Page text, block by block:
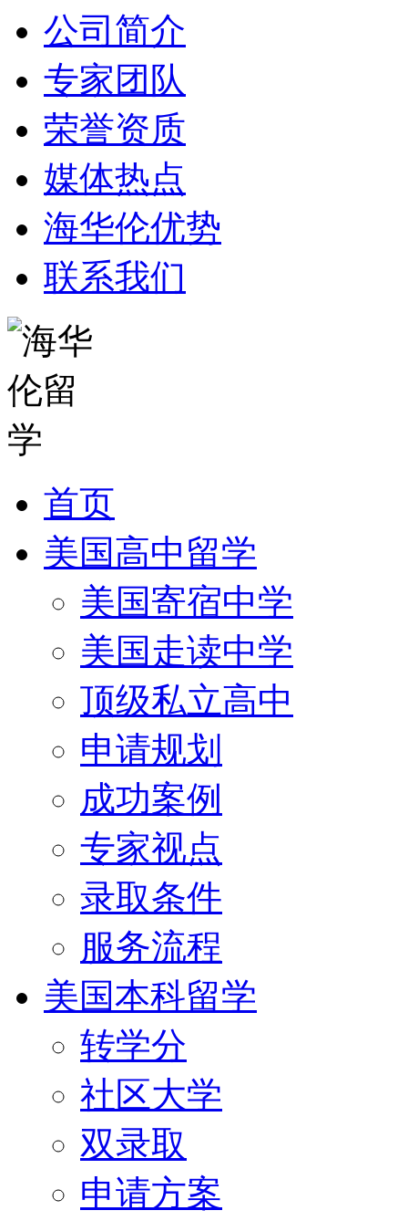
公司简介
专家团队
荣誉资质
媒体热点
海华伦优势
联系我们
首页
美国高中留学
美国寄宿中学
美国走读中学
顶级私立高中
申请规划
成功案例
专家视点
录取条件
服务流程
美国本科留学
转学分
社区大学
双录取
申请方案